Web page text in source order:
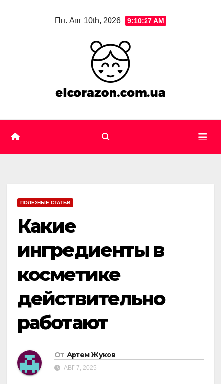
Пн. Авг 10th, 2026 9:10:28 AM
ПОЛЕЗНЫЕ СТАТЬИ
Какие
ингредиенты в
косметике
действительно
работают
От Артем Жуков
АВГ 7, 2025